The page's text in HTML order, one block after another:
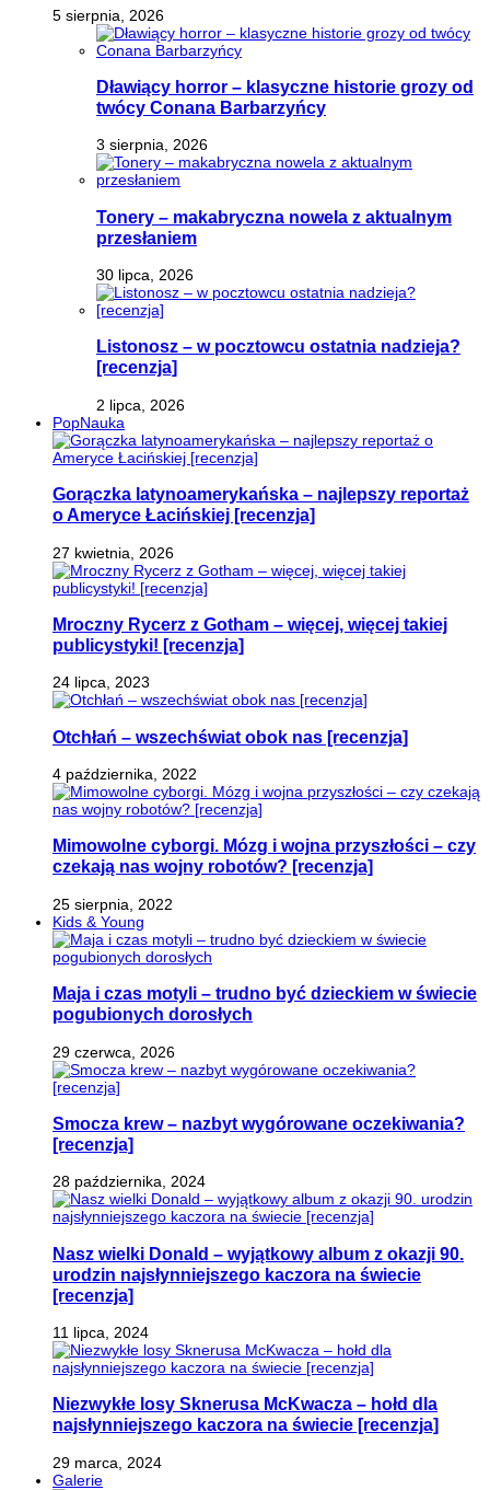
5 sierpnia, 2026
Dławiący horror – klasyczne historie grozy od
twócy Conana Barbarzyńcy
3 sierpnia, 2026
Tonery – makabryczna nowela z aktualnym
przesłaniem
30 lipca, 2026
Listonosz – w pocztowcu ostatnia nadzieja?
[recenzja]
2 lipca, 2026
PopNauka
Gorączka latynoamerykańska – najlepszy reportaż
o Ameryce Łacińskiej [recenzja]
27 kwietnia, 2026
Mroczny Rycerz z Gotham – więcej, więcej takiej
publicystyki! [recenzja]
24 lipca, 2023
Otchłań – wszechświat obok nas [recenzja]
4 października, 2022
Mimowolne cyborgi. Mózg i wojna przyszłości – czy
czekają nas wojny robotów? [recenzja]
25 sierpnia, 2022
Kids & Young
Maja i czas motyli – trudno być dzieckiem w świecie
pogubionych dorosłych
29 czerwca, 2026
Smocza krew – nazbyt wygórowane oczekiwania?
[recenzja]
28 października, 2024
Nasz wielki Donald – wyjątkowy album z okazji 90.
urodzin najsłynniejszego kaczora na świecie
[recenzja]
11 lipca, 2024
Niezwykłe losy Sknerusa McKwacza – hołd dla
najsłynniejszego kaczora na świecie [recenzja]
29 marca, 2024
Galerie